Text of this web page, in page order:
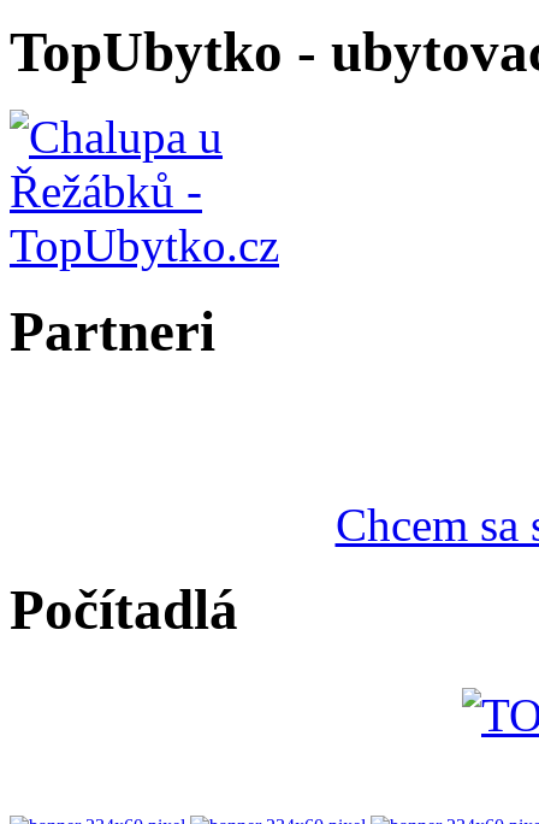
TopUbytko -
Partneri
Chcem
Počítadlá